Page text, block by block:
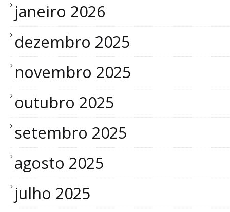
janeiro 2026
dezembro 2025
novembro 2025
outubro 2025
setembro 2025
agosto 2025
julho 2025